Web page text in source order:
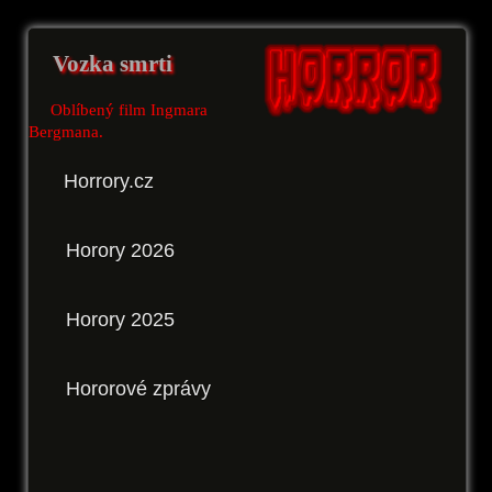
Vozka smrti
Oblíbený film Ingmara
Bergmana.
Horrory.cz
Horory 2026
Horory 2025
Hororové zprávy